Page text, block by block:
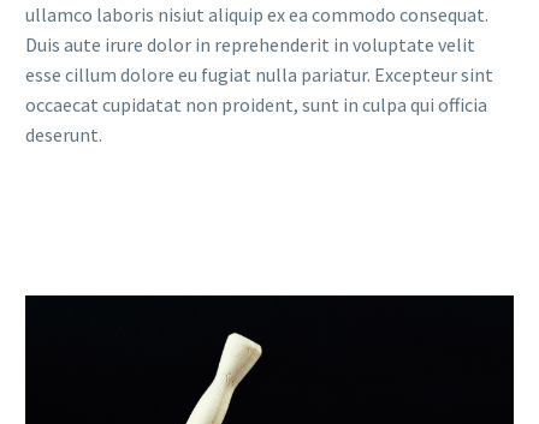
ullamco laboris nisiut aliquip ex ea commodo consequat.
Duis aute irure dolor in reprehenderit in voluptate velit
esse cillum dolore eu fugiat nulla pariatur. Excepteur sint
occaecat cupidatat non proident, sunt in culpa qui officia
deserunt.